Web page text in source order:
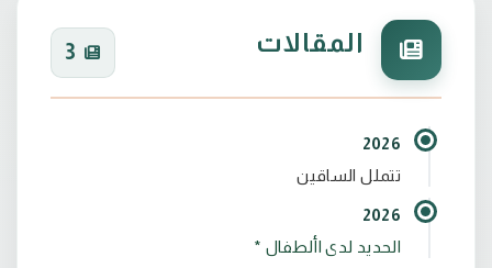
المقالات 3
2026
تتملل الساقين
2026
الحديد لدى األطفال *